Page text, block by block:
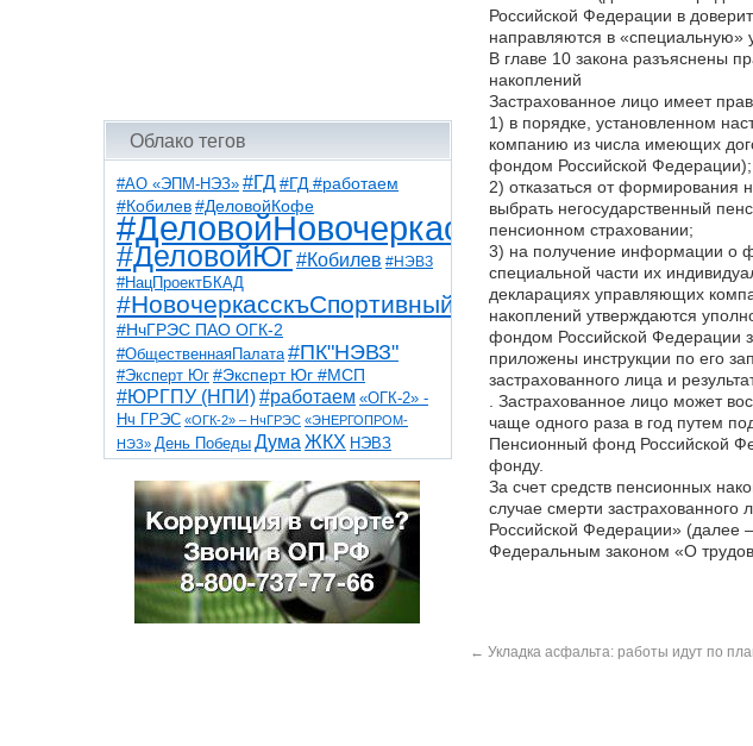
Облако тегов
#АО «ЭПМ-НЭЗ» #ГД #ГД #работаем
#Кобилев #ДеловойКофе
#ДеловойНовочеркасск
#ДеловойЮг#Кобилев #НЭВЗ
#НацПроектБКАД
#НовочеркасскъСпортивный
#НчГРЭС ПАО ОГК-2
#ОбщественнаяПалата #ПК"НЭВЗ"
#Эксперт Юг #Эксперт Юг #МСП
#ЮРГПУ (НПИ)#работаем «ОГК-2» -
Нч ГРЭС «ОГК-2» – НчГРЭС «ЭНЕРГОПРОМ-
НЭЗ» День Победы Дума ЖКХ НЭВЗ
НчГРЭС ТНТ
благоустройствоветераны выборы
детидороги казаки коррупция космос
общественная палата парк пожар роща
спорт театр транспорт художники
Российской Федерации в
направляются в
В главе 10 закона разъяснены
накоплений
Застрахованное лицо имеет
1) в порядке, установленном
компанию из числа имеющих
фондом Российской Федерации);
2) отказаться от формирования
выбрать негосударственный
пенсионном страховании;
3) на получение информации о
специальной части их
декларациях управляющих
накоплений утверждаются
фондом Российской Федерации
приложены инструкции по его
застрахованного лица и
. Застрахованное лицо может
чаще одного раза в год путем
Пенсионный фонд Российской
фонду.
За счет средств пенсионных
случае смерти застрахованного
Российской Федерации» (далее
Федеральным законом «О
← Укладка асфальта: работы идут по